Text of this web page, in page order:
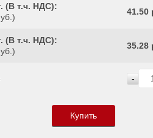
(В т.ч. НДС):
41.50
(В т.ч. НДС):
35.28
-
Купить